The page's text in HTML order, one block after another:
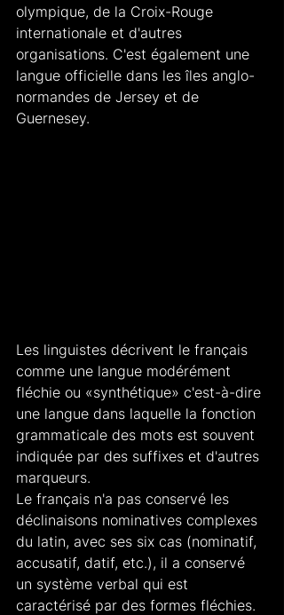
olympique, de la Croix-Rouge
internationale et d'autres
organisations. C'est également une
langue officielle dans les îles anglo-
normandes de Jersey et de
Guernesey.
Les linguistes décrivent le français
comme une langue modérément
fléchie ou «synthétique» c'est-à-dire
une langue dans laquelle la fonction
grammaticale des mots est souvent
indiquée par des suffixes et d'autres
marqueurs.
Le français n'a pas conservé les
déclinaisons nominatives complexes
du latin, avec ses six cas (nominatif,
accusatif, datif, etc.), il a conservé
un système verbal qui est
caractérisé par des formes fléchies.